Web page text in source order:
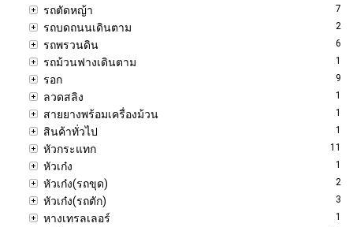
รถตัดหญ้า 7
รถบดถนนเดินตาม 2
รถพรวนดิน 6
รถม้วนฟางเดินตาม 1
รอก 9
ลวดสลิง 1
สายยางพร้อมเครื่องม้วน 1
สินค้าทั่วไป 1
หัวกระแทก 11
หัวเก๋ง 1
หัวเก๋ง(รถขุด) 2
หัวเก๋ง(รถตัก) 3
หางเทรลเลอร์ 1